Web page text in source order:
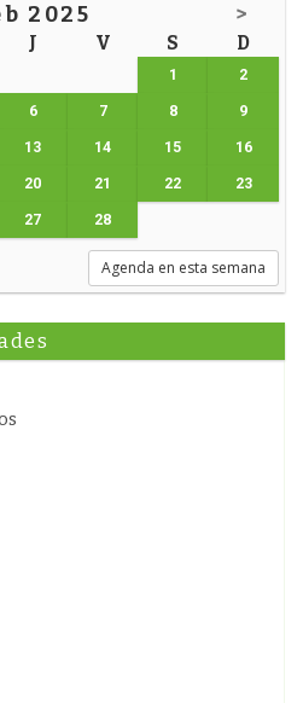
2025 >
J V S D
1 2
6 7 8 9
13 14 15 16
20 21 22 23
27 28
Agenda en esta semana